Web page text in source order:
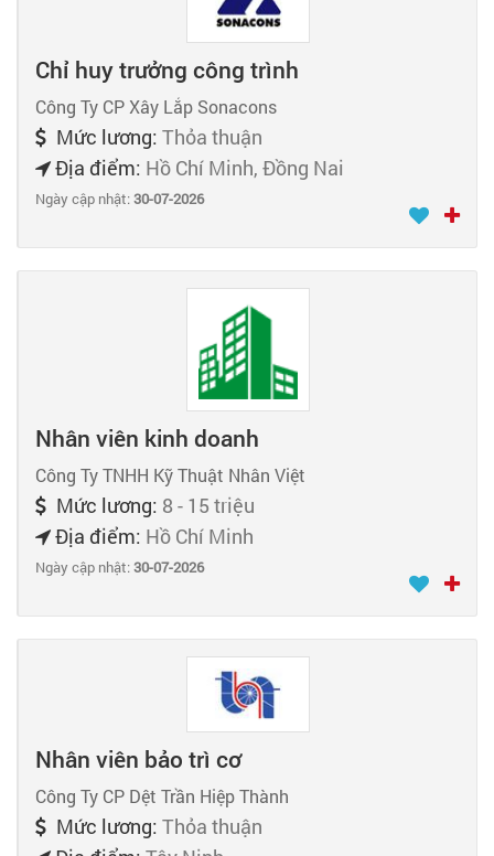
Chỉ huy trưởng công trình
Công Ty CP Xây Lắp Sonacons
Mức lương: Thỏa thuận
Địa điểm: Hồ Chí Minh, Đồng Nai
Ngày cập nhật:30-07-2026
Nhân viên kinh doanh
Công Ty TNHH Kỹ Thuật Nhân Việt
Mức lương: 8 - 15 triệu
Địa điểm: Hồ Chí Minh
Ngày cập nhật:30-07-2026
Nhân viên bảo trì cơ
Công Ty CP Dệt Trần Hiệp Thành
Mức lương: Thỏa thuận